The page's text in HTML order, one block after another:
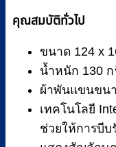
คุณสมบัติทั่วไป
ขนาด 124 x
น้ำหนัก 130 ก
ผ้าพันแขนขน
เทคโนโลยี
ช่วยให้การบี